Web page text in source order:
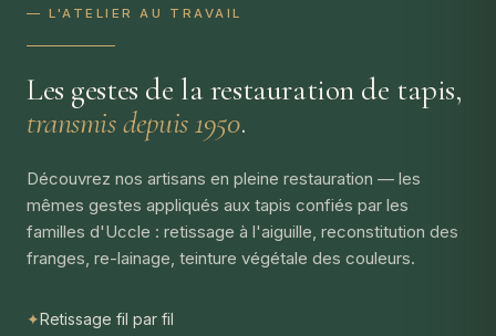
— L'ATELIER AU TRAVAIL
Les gestes de la restauration de tapis,
transmis depuis 1950.
Découvrez nos artisans en pleine restauration — les
mêmes gestes appliqués aux tapis confiés par les
familles d'Uccle : retissage à l'aiguille, reconstitution des
franges, re-lainage, teinture végétale des couleurs.
✦Retissage fil par fil